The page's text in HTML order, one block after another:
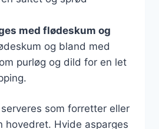
med flødeskum og
og bland med
purløg og dild for en let
som forretter eller
hovedret. Hvide asparges